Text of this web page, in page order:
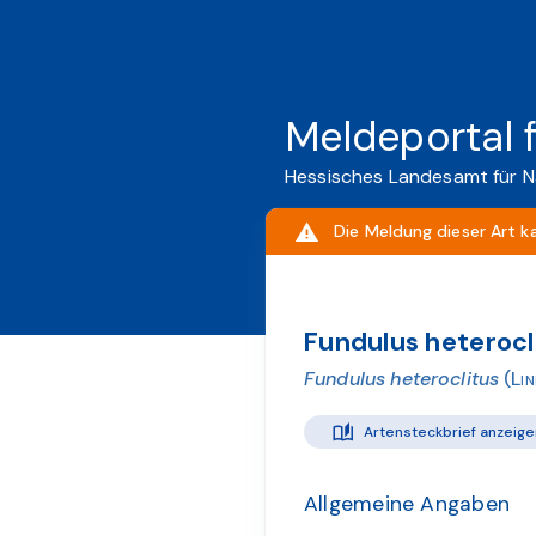
Meldeportal
Hessisches Landesamt für
Die Meldung dieser Art
Fundulus
Fundulus heteroclitus
Artensteckbrief
Allgemeine Angaben